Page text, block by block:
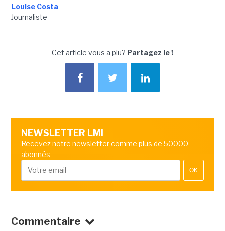
Louise Costa
Journaliste
Cet article vous a plu? Partagez le !
NEWSLETTER LMI
Recevez notre newsletter comme plus de 50000
abonnés
OK
Commentaire